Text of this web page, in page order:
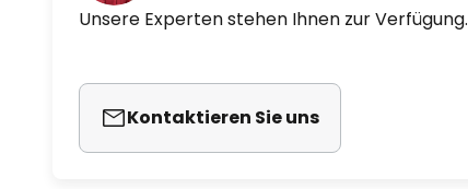
Unsere Experten stehen Ihnen zur Verfügung.
Kontaktieren Sie uns